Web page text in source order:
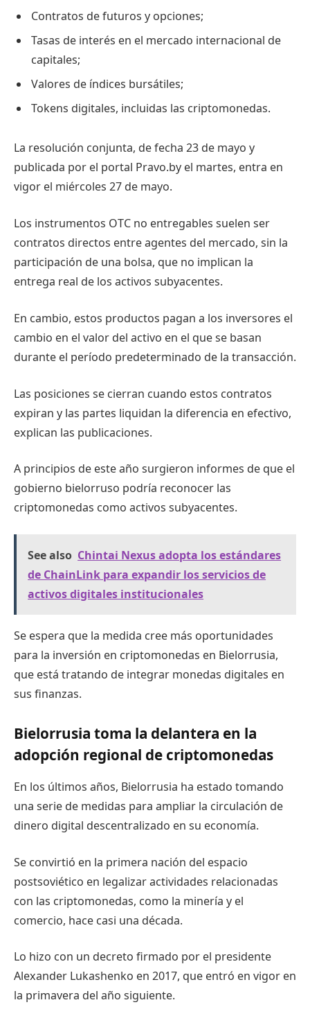
Contratos de futuros y opciones;
Tasas de interés en el mercado internacional de
capitales;
Valores de índices bursátiles;
Tokens digitales, incluidas las criptomonedas.
La resolución conjunta, de fecha 23 de mayo y
publicada por el portal Pravo.by el martes, entra en
vigor el miércoles 27 de mayo.
Los instrumentos OTC no entregables suelen ser
contratos directos entre agentes del mercado, sin la
participación de una bolsa, que no implican la
entrega real de los activos subyacentes.
En cambio, estos productos pagan a los inversores el
cambio en el valor del activo en el que se basan
durante el período predeterminado de la transacción.
Las posiciones se cierran cuando estos contratos
expiran y las partes liquidan la diferencia en efectivo,
explican las publicaciones.
A principios de este año surgieron informes de que el
gobierno bielorruso podría reconocer las
criptomonedas como activos subyacentes.
See also Chintai Nexus adopta los estándares
de ChainLink para expandir los servicios de
activos digitales institucionales
Se espera que la medida cree más oportunidades
para la inversión en criptomonedas en Bielorrusia,
que está tratando de integrar monedas digitales en
sus finanzas.
Bielorrusia toma la delantera en la
adopción regional de criptomonedas
En los últimos años, Bielorrusia ha estado tomando
una serie de medidas para ampliar la circulación de
dinero digital descentralizado en su economía.
Se convirtió en la primera nación del espacio
postsoviético en legalizar actividades relacionadas
con las criptomonedas, como la minería y el
comercio, hace casi una década.
Lo hizo con un decreto firmado por el presidente
Alexander Lukashenko en 2017, que entró en vigor en
la primavera del año siguiente.